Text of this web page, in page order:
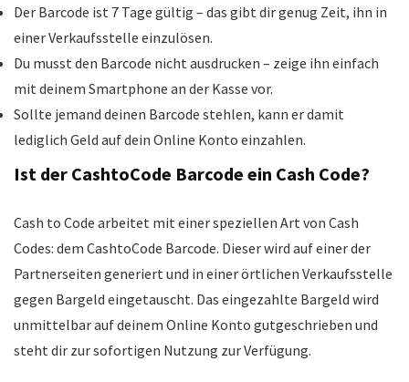
Der Barcode ist 7 Tage gültig – das gibt dir genug Zeit, ihn in
einer Verkaufsstelle einzulösen.
Du musst den Barcode nicht ausdrucken – zeige ihn einfach
mit deinem Smartphone an der Kasse vor.
Sollte jemand deinen Barcode stehlen, kann er damit
lediglich Geld auf dein Online Konto einzahlen.
Ist der CashtoCode Barcode ein Cash Code?
Cash to Code arbeitet mit einer speziellen Art von Cash
Codes: dem CashtoCode Barcode. Dieser wird auf einer der
Partnerseiten generiert und in einer örtlichen Verkaufsstelle
gegen Bargeld eingetauscht. Das eingezahlte Bargeld wird
unmittelbar auf deinem Online Konto gutgeschrieben und
steht dir zur sofortigen Nutzung zur Verfügung.